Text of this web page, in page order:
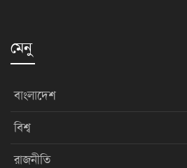
মেনু
বাংলাদেশ
বিশ্ব
রাজনীতি